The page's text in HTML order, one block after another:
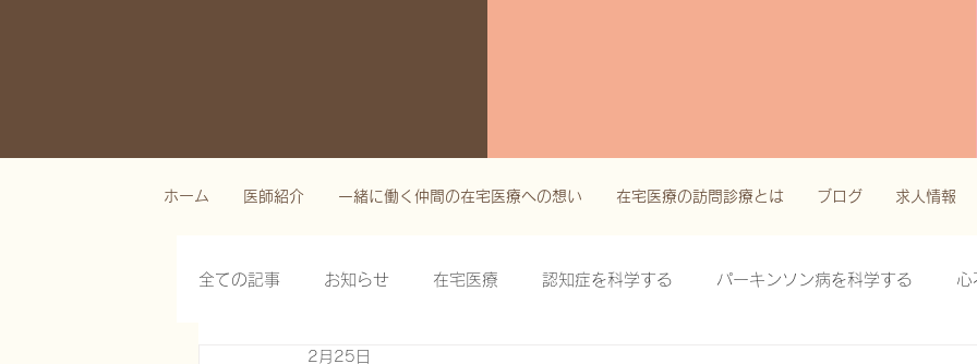
ホーム 医師紹介 一緒に働く仲間の在宅医療への想い 在宅医療の訪問診療とは ブログ 求人情報
全ての記事 お知らせ 在宅医療 認知症を科学する パーキンソン病を科学する 心
2月25日